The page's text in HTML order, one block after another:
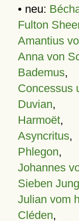
• neu:
Fulton
Amantius
Anna von
Bademus,
Concessus
Duvian,
Harmoët,
Asyncritus,
Phlegon,
Johannes
Sieben
Julian vom
Cléden,